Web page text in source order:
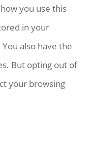
you use this
in your
also have the
But opting out of
your browsing